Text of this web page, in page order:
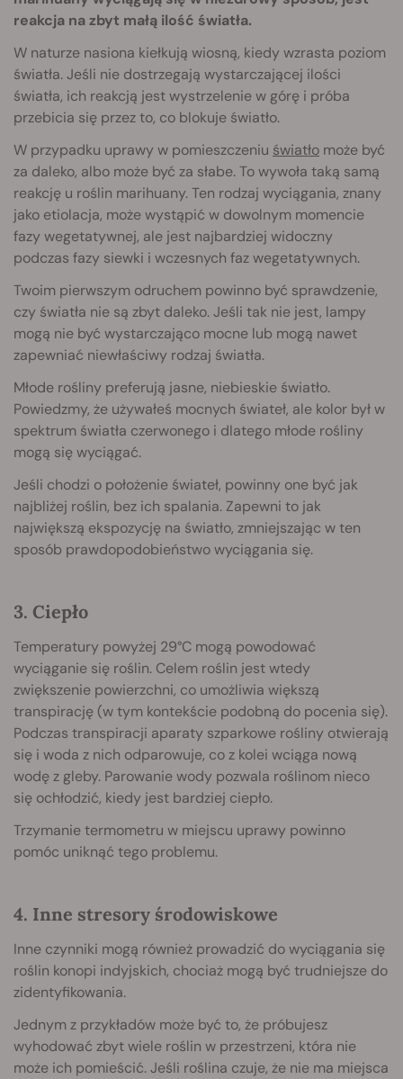
reakcja na zbyt małą ilość światła.
W naturze nasiona kiełkują wiosną, kiedy wzrasta poziom
światła. Jeśli nie dostrzegają wystarczającej ilości
światła, ich reakcją jest wystrzelenie w górę i próba
przebicia się przez to, co blokuje światło.
W przypadku uprawy w pomieszczeniu światło może być
za daleko, albo może być za słabe. To wywoła taką samą
reakcję u roślin marihuany. Ten rodzaj wyciągania, znany
jako etiolacja, może wystąpić w dowolnym momencie
fazy wegetatywnej, ale jest najbardziej widoczny
podczas fazy siewki i wczesnych faz wegetatywnych.
Twoim pierwszym odruchem powinno być sprawdzenie,
czy światła nie są zbyt daleko. Jeśli tak nie jest, lampy
mogą nie być wystarczająco mocne lub mogą nawet
zapewniać niewłaściwy rodzaj światła.
Młode rośliny preferują jasne, niebieskie światło.
Powiedzmy, że używałeś mocnych świateł, ale kolor był w
spektrum światła czerwonego i dlatego młode rośliny
mogą się wyciągać.
Jeśli chodzi o położenie świateł, powinny one być jak
najbliżej roślin, bez ich spalania. Zapewni to jak
największą ekspozycję na światło, zmniejszając w ten
sposób prawdopodobieństwo wyciągania się.
3. Ciepło
Temperatury powyżej 29°C mogą powodować
wyciąganie się roślin. Celem roślin jest wtedy
zwiększenie powierzchni, co umożliwia większą
transpirację (w tym kontekście podobną do pocenia się).
Podczas transpiracji aparaty szparkowe rośliny otwierają
się i woda z nich odparowuje, co z kolei wciąga nową
wodę z gleby. Parowanie wody pozwala roślinom nieco
się ochłodzić, kiedy jest bardziej ciepło.
Trzymanie termometru w miejscu uprawy powinno
pomóc uniknąć tego problemu.
4. Inne stresory środowiskowe
Inne czynniki mogą również prowadzić do wyciągania się
roślin konopi indyjskich, chociaż mogą być trudniejsze do
zidentyfikowania.
Jednym z przykładów może być to, że próbujesz
wyhodować zbyt wiele roślin w przestrzeni, która nie
może ich pomieścić. Jeśli roślina czuje, że nie ma miejsca